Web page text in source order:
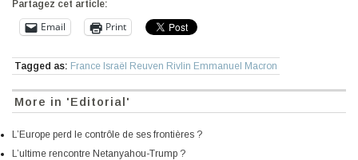
Partagez cet article:
Email Print
Tagged as: France Israël Reuven Rivlin Emmanuel Macron
More in 'Editorial'
L’Europe perd le contrôle de ses frontières ?
L’ultime rencontre Netanyahou-Trump ?